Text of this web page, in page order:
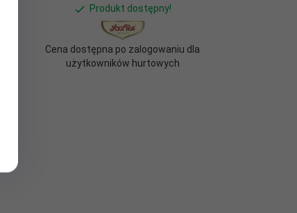
Produkt dostępny!
Cena dostępna po zalogowaniu dla
użytkowników hurtowych